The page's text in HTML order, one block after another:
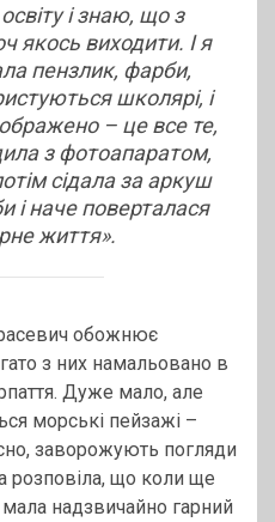
і знаю, що з
якось виходити. І я
пензлик, фарби,
школярі, і
– це все те,
з фотоапаратом,
сідала за аркуш
і наче поверталася
життя».
обожнює
з них намальовано в
Дуже мало, але
морські пейзажі –
заворожують погляди
розповіла, що коли ще
надзвичайно гарний